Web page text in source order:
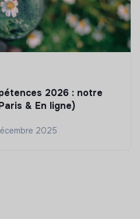
2026 : notre
& En ligne)
2025